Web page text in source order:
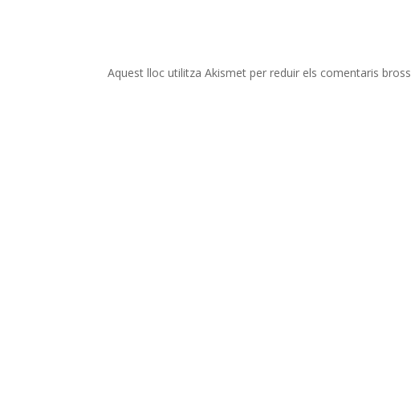
Aquest lloc utilitza Akismet per reduir els comentaris